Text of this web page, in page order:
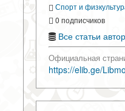
Спорт и
0 подписчиков
Все статьи
Официальная
https://elib.ge/